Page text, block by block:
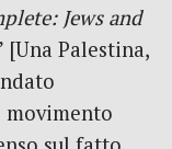
Jews and
[Una Palestina,
movimento